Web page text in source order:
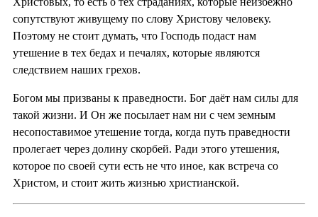
сопутствуют живущему по слову Христову человеку.
Поэтому не стоит думать, что Господь подаст нам
утешение в тех бедах и печалях, которые являются
следствием наших грехов.
Богом мы призваны к праведности. Бог даёт нам силы для
такой жизни. И Он же посылает нам ни с чем земным
несопоставимое утешение тогда, когда путь праведности
пролегает через долину скорбей. Ради этого утешения,
которое по своей сути есть не что иное, как встреча со
Христом, и стоит жить жизнью христианской.